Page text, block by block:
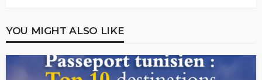
YOU MIGHT ALSO LIKE